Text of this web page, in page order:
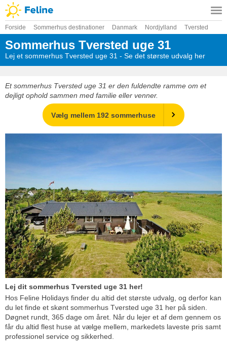
Forside Sommerhus destinationer Danmark Nordjylland Tversted
Sommerhus Tversted uge 31
Lej et sommerhus Tversted uge 31 - Se det største udvalg her
Et sommerhus Tversted uge 31 er den fuldendte ramme om et
dejligt ophold sammen med familie eller venner.
Vælg mellem 192 sommerhuse
Lej dit sommerhus Tversted uge 31 her!
Hos Feline Holidays finder du altid det største udvalg, og derfor kan
du let finde et skønt sommerhus Tversted uge 31 her på siden.
Døgnet rundt, 365 dage om året. Når du lejer et af dem gennem os
får du altid flest huse at vælge mellem, markedets laveste pris samt
professionel service og sikkerhed.